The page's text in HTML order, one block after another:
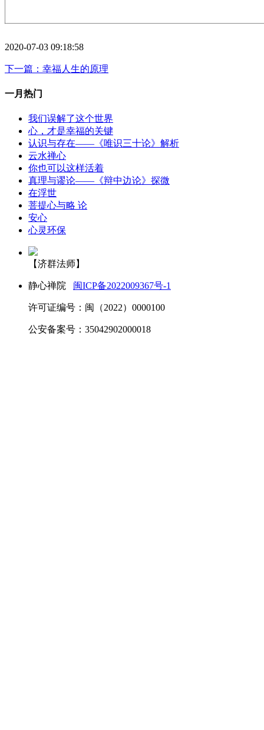
2020-07-03 09:18:58
下一篇：幸福人生的原理
一月热门
我们误解了这个世界
心，才是幸福的关键
认识与存在——《唯识三十论》解析
云水禅心
你也可以这样活着
真理与谬论——《辩中边论》探微
在浮世
菩提心与略 论
安心
心灵环保
【济群法师】
静心禅院 闽ICP备2022009367号-1
许可证编号：闽（2022）0000100
公安备案号：35042902000018